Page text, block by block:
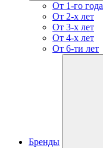
От 1-го года
От 2-х лет
От 3-х лет
От 4-х лет
От 6-ти лет
Бренды